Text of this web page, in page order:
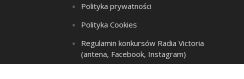
Polityka prywatności
Polityka Cookies
Regulamin konkursów Radia Victoria
(antena, Facebook, Instagram)